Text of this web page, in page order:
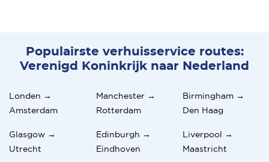
Populairste verhuisservice routes:
Verenigd Koninkrijk naar Nederland
Londen →
Amsterdam
Manchester →
Rotterdam
Birmingham →
Den Haag
Glasgow →
Utrecht
Edinburgh →
Eindhoven
Liverpool →
Maastricht